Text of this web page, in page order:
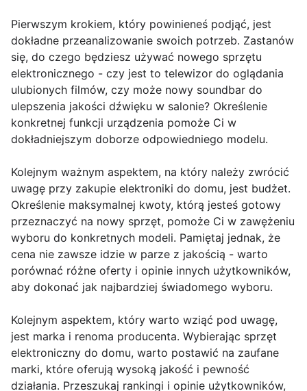
Pierwszym krokiem, który powinieneś podjąć, jest
dokładne przeanalizowanie swoich potrzeb. Zastanów
się, do czego będziesz używać nowego sprzętu
elektronicznego - czy jest to telewizor do oglądania
ulubionych filmów, czy może nowy soundbar do
ulepszenia jakości dźwięku w salonie? Określenie
konkretnej funkcji urządzenia pomoże Ci w
dokładniejszym doborze odpowiedniego modelu.
Kolejnym ważnym aspektem, na który należy zwrócić
uwagę przy zakupie elektroniki do domu, jest budżet.
Określenie maksymalnej kwoty, którą jesteś gotowy
przeznaczyć na nowy sprzęt, pomoże Ci w zawężeniu
wyboru do konkretnych modeli. Pamiętaj jednak, że
cena nie zawsze idzie w parze z jakością - warto
porównać różne oferty i opinie innych użytkowników,
aby dokonać jak najbardziej świadomego wyboru.
Kolejnym aspektem, który warto wziąć pod uwagę,
jest marka i renoma producenta. Wybierając sprzęt
elektroniczny do domu, warto postawić na zaufane
marki, które oferują wysoką jakość i pewność
działania. Przeszukaj rankingi i opinie użytkowników,